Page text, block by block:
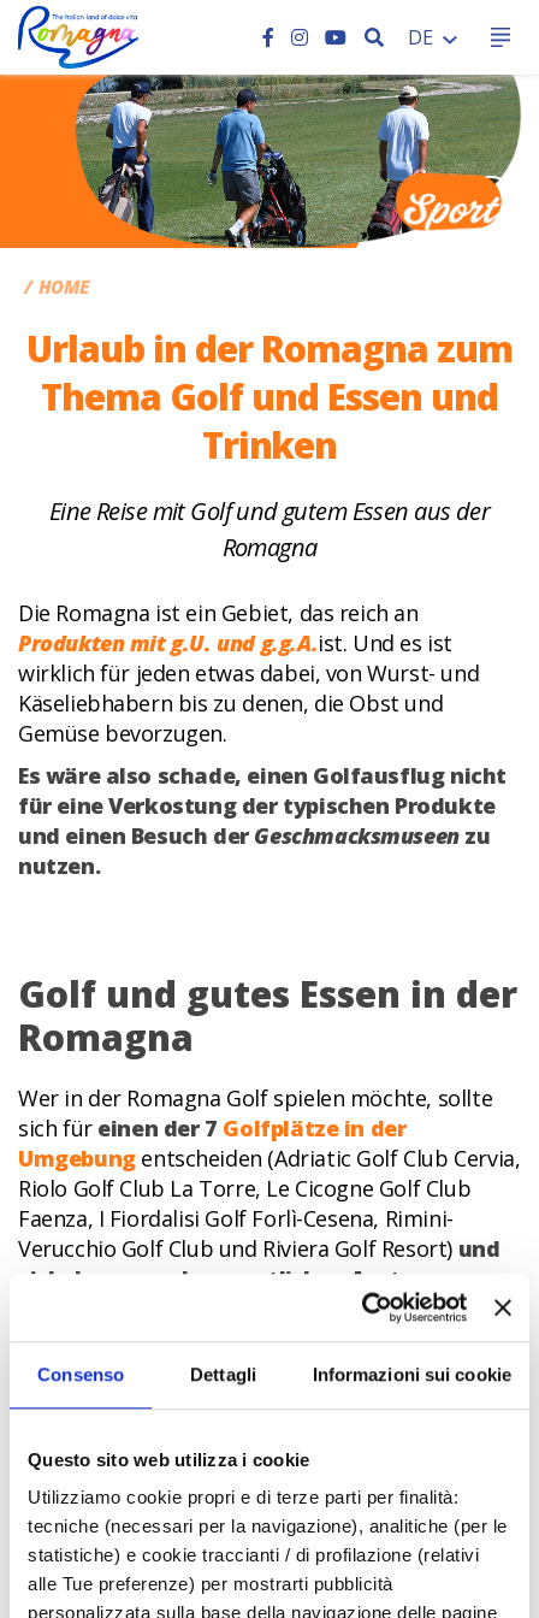
Consenso Dettagli Informazioni sui cookie
Questo sito web utilizza i cookie
Utilizziamo cookie propri e di terze parti per finalità:
tecniche (necessari per la navigazione), analitiche (per le
statistiche) e cookie traccianti / di profilazione (relativi
alle Tue preferenze) per mostrarti pubblicità
personalizzata sulla base della navigazione delle pagine
SEARCH
DE
CC
HOME
Urlaub in der Romagna zum
Thema Golf und Essen und
Trinken
Eine Reise mit Golf und gutem Essen aus der
Romagna
Die Romagna ist ein Gebiet, das reich an
Produkten mit g.U. und g.g.A.ist. Und es ist
wirklich für jeden etwas dabei, von Wurst- und
Käseliebhabern bis zu denen, die Obst und
Gemüse bevorzugen.
Es wäre also schade, einen Golfausflug nicht
für eine Verkostung der typischen Produkte
und einen Besuch der Geschmacksmuseen zu
nutzen.
Golf und gutes Essen in der
Romagna
Wer in der Romagna Golf spielen möchte, sollte
sich für einen der 7 Golfplätze in der
Umgebungentscheiden (Adriatic Golf Club Cervia,
Riolo Golf Club La Torre, Le Cicogne Golf Club
Faenza, I Fiordalisi Golf Forlì-Cesena, Rimini-
Verucchio Golf Club und Riviera Golf Resort) und
sich dann von den sportlichen Anstrengungen
mit einer Kostprobe der Spezialitäten dieser
Gegend erholen.
Denken Sie zum Beispiel an einen Snack mit
Nektarinen aus der Romagna, an eine
der typisch für die Region Rimini ist, oder an eine
leckerePiadinamitSquacquerone-Käse, die Sie an
einem der Kioske bestellen können, die es überall
in der Romagna gibt.
Zwei Museen des Geschmacks, die man in dieser